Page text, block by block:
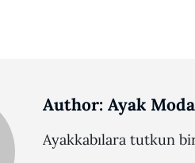
Author: Ayak
Ayakkabılara tutkun